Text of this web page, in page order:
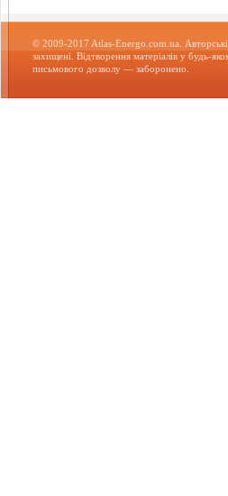
© 2009-2017 Atlas-Energo.com.ua. Авторські
захищені. Відтворення матеріалів у будь-
письмового дозволу — заборонено.